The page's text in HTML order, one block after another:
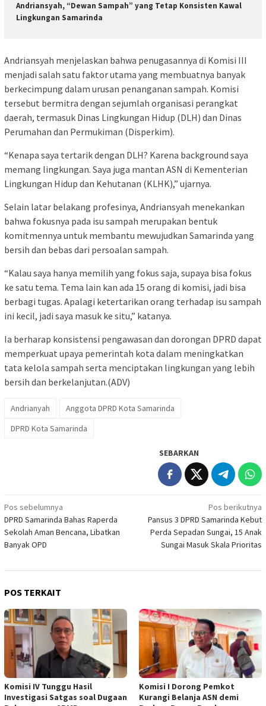
Andriansyah, “Dewan Sampah” yang Tetap Konsisten Kawal
Lingkungan Samarinda
Andriansyah menjelaskan bahwa penugasannya di Komisi III
menjadi salah satu faktor utama yang membuatnya banyak
berkecimpung dalam urusan penanganan sampah. Komisi
tersebut bermitra dengan sejumlah organisasi perangkat
daerah, termasuk Dinas Lingkungan Hidup (DLH) dan Dinas
Perumahan dan Permukiman (Disperkim).
“Kenapa saya tertarik dengan DLH? Karena background saya
memang lingkungan. Saya juga mantan ASN di Kementerian
Lingkungan Hidup dan Kehutanan (KLHK),” ujarnya.
Selain latar belakang profesinya, Andriansyah menekankan
bahwa fokusnya pada isu sampah merupakan bentuk
komitmennya untuk membantu mewujudkan Samarinda yang
bersih dan bebas dari persoalan sampah.
“Kalau saya hanya memilih yang fokus saja, supaya bisa fokus
ke satu tema. Tema lain kan ada 15 orang di komisi, jadi bisa
berbagi tugas. Apalagi ketertarikan orang terhadap isu sampah
ini kecil, jadi saya masuk ke situ,” katanya.
Ia berharap konsistensi pengawasan dan dorongan DPRD dapat
memperkuat upaya pemerintah kota dalam meningkatkan
tata kelola sampah serta menciptakan lingkungan yang lebih
bersih dan berkelanjutan.(ADV)
Andrianyah
Anggota DPRD Kota Samarinda
DPRD Kota Samarinda
SEBARKAN
Navigasi
pos
Pos sebelumnya
DPRD Samarinda Bahas Raperda
Sekolah Aman Bencana, Libatkan
Banyak OPD
Pos berikutnya
Pansus 3 DPRD Samarinda Kebut
Perda Sepadan Sungai, 15 Anak
Sungai Masuk Skala Prioritas
POS TERKAIT
Komisi IV Tunggu Hasil
Investigasi Satgas soal Dugaan
Komisi I Dorong Pemkot
Kurangi Belanja ASN demi